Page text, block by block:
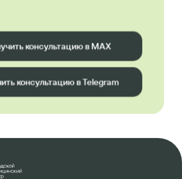
консультацию в MAX
консультацию в Telegram